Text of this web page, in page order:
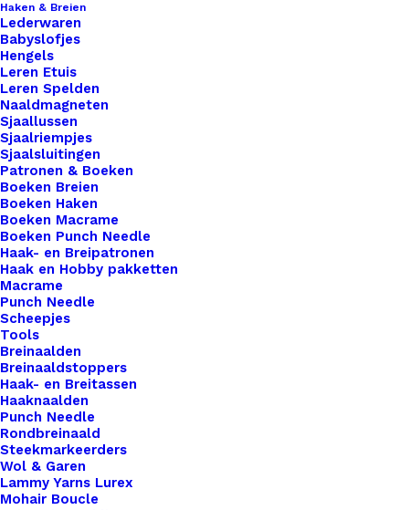
Haken & Breien
Lederwaren
Babyslofjes
Hengels
Leren Etuis
Leren Spelden
Naaldmagneten
Sjaallussen
Sjaalriempjes
Sjaalsluitingen
Patronen & Boeken
Boeken Breien
Boeken Haken
Boeken Macrame
Boeken Punch Needle
Haak- en Breipatronen
Haak en Hobby pakketten
Macrame
Punch Needle
Scheepjes
Tools
Breinaalden
Breinaaldstoppers
Haak- en Breitassen
Haaknaalden
Punch Needle
Rondbreinaald
Steekmarkeerders
Wol & Garen
Lammy Yarns Lurex
Mohair Boucle
€0,10
Ringetjes Dubbel 12mm Zilver